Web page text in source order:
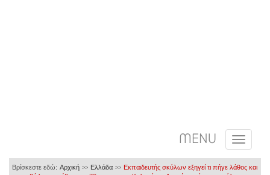
MENU
Βρίσκεστε εδώ: Αρχική >> Ελλάδα >> Εκπαιδευτής σκύλων εξηγεί τι πήγε λάθος και